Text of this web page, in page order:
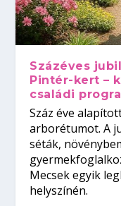
Százéves
Pintér-kert –
családi
Száz éve
arborétumot. A
séták,
Mecsek egyik
helyszínén.